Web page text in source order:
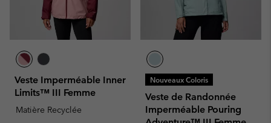
Veste Imperméable Inner
Limits™ III Femme
Matière Recyclée
Nouveaux Coloris
Veste de Randonnée
Imperméable Pouring